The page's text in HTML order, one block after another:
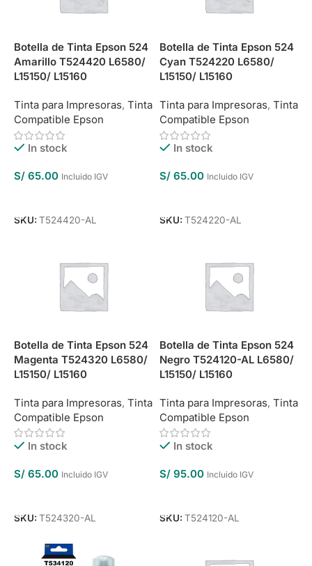
Botella de Tinta Epson 524
Amarillo T524420 L6580/
L15150/ L15160
Tinta para Impresoras, Tinta
Compatible Epson
In stock
S/ 65.00 Incluido IGV
SKU: T524420-AL
Botella de Tinta Epson 524
Cyan T524220 L6580/
L15150/ L15160
Tinta para Impresoras, Tinta
Compatible Epson
In stock
S/ 65.00 Incluido IGV
SKU: T524220-AL
Botella de Tinta Epson 524
Magenta T524320 L6580/
L15150/ L15160
Tinta para Impresoras, Tinta
Compatible Epson
In stock
S/ 65.00 Incluido IGV
SKU: T524320-AL
Botella de Tinta Epson 524
Negro T524120-AL L6580/
L15150/ L15160
Tinta para Impresoras, Tinta
Compatible Epson
In stock
S/ 95.00 Incluido IGV
SKU: T524120-AL